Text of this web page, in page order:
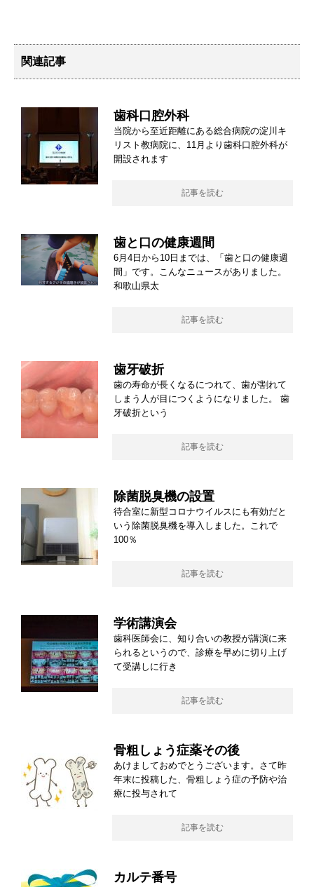
関連記事
歯科口腔外科
当院から至近距離にある総合病院の淀川キ
リスト教病院に、11月より歯科口腔外科が
開設されます
記事を読む
歯と口の健康週間
6月4日から10日までは、「歯と口の健康週
間」です。こんなニュースがありました。
和歌山県太
記事を読む
歯牙破折
歯の寿命が長くなるにつれて、歯が割れて
しまう人が目につくようになりました。 歯
牙破折という
記事を読む
除菌脱臭機の設置
待合室に新型コロナウイルスにも有効だと
いう除菌脱臭機を導入しました。これで
100％
記事を読む
学術講演会
歯科医師会に、知り合いの教授が講演に来
られるというので、診療を早めに切り上げ
て受講しに行き
記事を読む
骨粗しょう症薬その後
あけましておめでとうございます。さて昨
年末に投稿した、骨粗しょう症の予防や治
療に投与されて
記事を読む
カルテ番号